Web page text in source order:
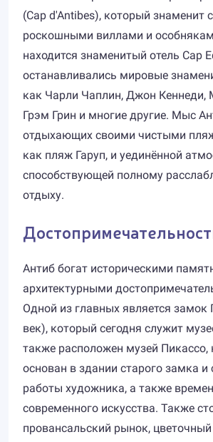
(Cap d'Antibes), который знаменит
роскошными виллами и
находится знаменитый отель Cap
останавливались мировые
как Чарли Чаплин, Джон Кеннеди,
Грэм Грин и многие другие. Мыс
отдыхающих своими чистыми
как пляж Гаруп, и уединённой
способствующей полному
отдыху.
Антиб богат историческими
архитектурными
Одной из главных является замок
век), который сегодня служит
также расположен музей
основан в здании старого замка и
работы художника, а также
современного искусства. Также
провансальский рынок,